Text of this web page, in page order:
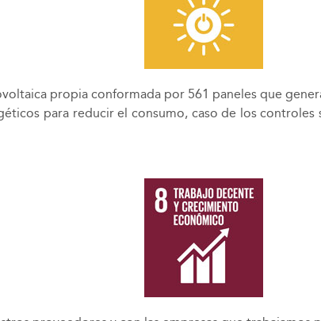
propia conformada por 561 paneles que
para reducir el consumo, caso de los